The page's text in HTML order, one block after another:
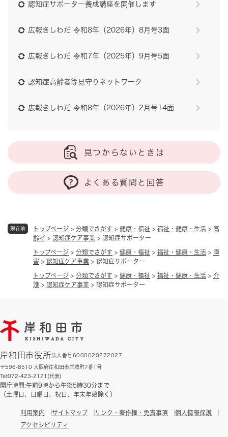
現在地 トップページ > 分類でさがす > 健康・福祉 > 福祉・健康・生活 > 高
齢者 > 認知症ケア事業 > 認知症サポーター
トップページ > 分類でさがす > 健康・福祉 > 福祉・健康・生活 > 障
害 > 認知症ケア事業 > 認知症サポーター
トップページ > 分類でさがす > 健康・福祉 > 福祉・健康・生活 > 介
護 > 認知症ケア事業 > 認知症サポーター
認知症サポーター養成講座を開催します
広報きしわだ 令和8年（2026年）8月号3面
広報きしわだ 令和7年（2025年）9月号5面
認知症高齢者等見守りネットワーク
広報きしわだ 令和8年（2026年）2月号14面
見つからないときは
よくある質問と回答
岸和田市役所法人番号6000020272027
〒596-8510 大阪府岸和田市岸城町7番1号
Tel:072-423-2121(代表)
開庁時間:午前9時から午後5時30分まで
（土曜日、日曜日、祝日、年末年始除く）
利用案内 サイトマップ リンク・著作権・免責事項
個人情報保護
アクセシビリティ